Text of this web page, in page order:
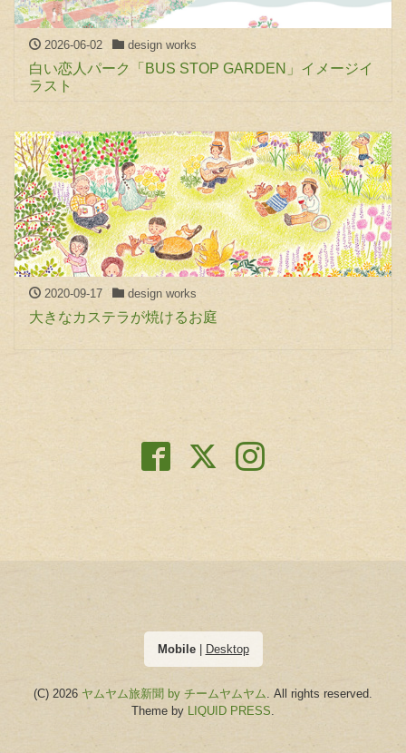
2026-06-02 design works
白い恋人パーク「BUS STOP GARDEN」イメージイ
ラスト
2020-09-17 design works
大きなカステラが焼けるお庭
Mobile| Desktop
(C) 2026 ヤムヤム旅新聞 by チームヤムヤム . All rights reserved.
Theme by LIQUID PRESS